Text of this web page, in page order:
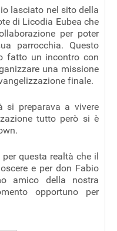
lasciato nel sito della
di Licodia Eubea che
per poter
parrocchia. Questo
fatto un incontro con
una missione
finale.
si preparava a vivere
tutto però si è
questa realtà che il
e per don Fabio
amico della nostra
opportuno per